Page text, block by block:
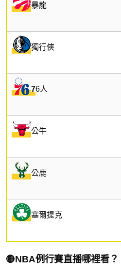
暴龍
獨行俠
76人
公牛
公鹿
塞爾提克
🟡NBA例行賽直播哪裡看？